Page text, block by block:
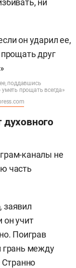
ни
поддавшись
прощать всегда»
духовного
каналы не
часть
заявил
он учит
Поиграв
грань между
Странно